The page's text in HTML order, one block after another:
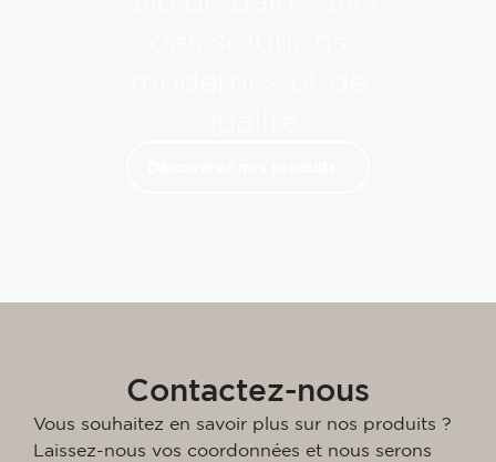
Contactez-nous
Vous souhaitez en savoir plus sur nos produits ?
Laissez-nous vos coordonnées et nous serons